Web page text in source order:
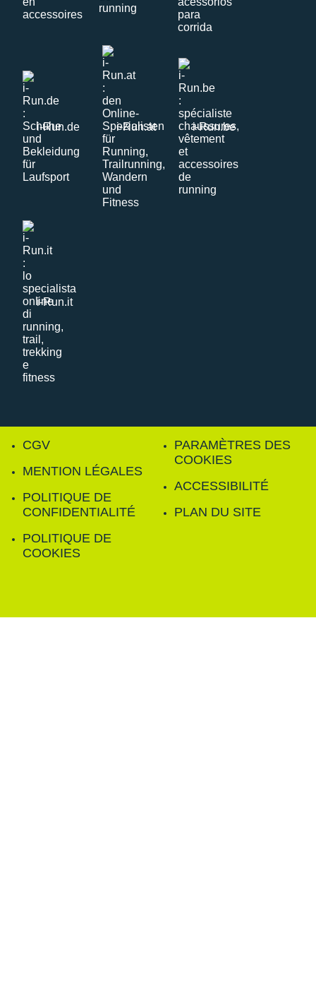
i-Run.de i-Run.at i-Run.be
i-Run.it
CGV
MENTION LÉGALES
POLITIQUE DE
CONFIDENTIALITÉ
POLITIQUE DE
COOKIES
PARAMÈTRES DES
COOKIES
ACCESSIBILITÉ
PLAN DU SITE